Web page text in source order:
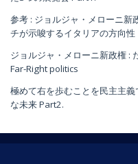
参考 : ジョルジャ・メローニ新
チが示唆するイタリアの方向性
ジョルジャ・メローニ新政権 :
Far-Right politics
極めて右を歩むことを民主主
な未来 Part2.